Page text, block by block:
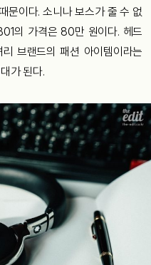
문이다. 소니나 보스가 줄 수 없
의 가격은 80만 원이다. 헤드
브랜드의 패션 아이템이라는
가 된다.